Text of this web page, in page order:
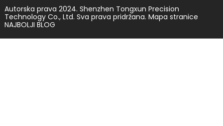
Autorska prava 2024. Shenzhen Tongxun Precision
Technology Co., Ltd. Sva prava pridržana. Mapa stranice
NAJBOLJI BLOG